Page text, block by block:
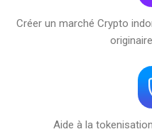
Créer un marché Crypto
Aide à la